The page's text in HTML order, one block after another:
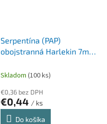
Serpentína (PAP)
obojstranná Harlekin 7mm
Skladom (100 ks)
€0,36 bez DPH
€0,44 / ks
Do košíka